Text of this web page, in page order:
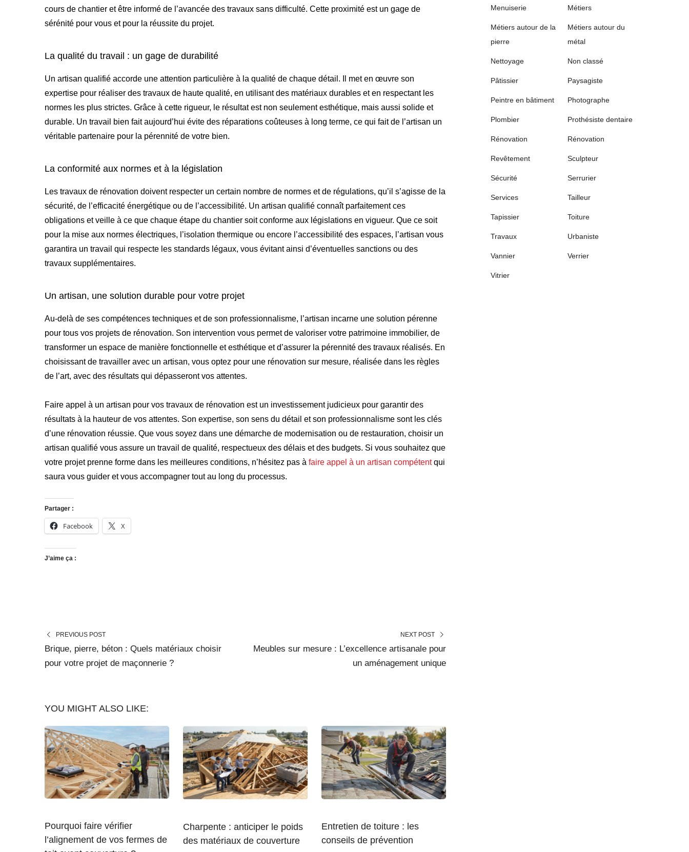
cours de chantier et être informé de l’avancée des travaux sans difficulté. Cette proximité est un gage de
sérénité pour vous et pour la réussite du projet.
La qualité du travail : un gage de durabilité
Un artisan qualifié accorde une attention particulière à la qualité de chaque détail. Il met en œuvre son
expertise pour réaliser des travaux de haute qualité, en utilisant des matériaux durables et en respectant les
normes les plus strictes. Grâce à cette rigueur, le résultat est non seulement esthétique, mais aussi solide et
durable. Un travail bien fait aujourd’hui évite des réparations coûteuses à long terme, ce qui fait de l’artisan un
véritable partenaire pour la pérennité de votre bien.
La conformité aux normes et à la législation
Les travaux de rénovation doivent respecter un certain nombre de normes et de régulations, qu’il s’agisse de la
sécurité, de l’efficacité énergétique ou de l’accessibilité. Un artisan qualifié connaît parfaitement ces
obligations et veille à ce que chaque étape du chantier soit conforme aux législations en vigueur. Que ce soit
pour la mise aux normes électriques, l’isolation thermique ou encore l’accessibilité des espaces, l’artisan vous
garantira un travail qui respecte les standards légaux, vous évitant ainsi d’éventuelles sanctions ou des
travaux supplémentaires.
Un artisan, une solution durable pour votre projet
Au-delà de ses compétences techniques et de son professionnalisme, l’artisan incarne une solution pérenne
pour tous vos projets de rénovation. Son intervention vous permet de valoriser votre patrimoine immobilier, de
transformer un espace de manière fonctionnelle et esthétique et d’assurer la pérennité des travaux réalisés. En
choisissant de travailler avec un artisan, vous optez pour une rénovation sur mesure, réalisée dans les règles
de l’art, avec des résultats qui dépasseront vos attentes.
Faire appel à un artisan pour vos travaux de rénovation est un investissement judicieux pour garantir des
résultats à la hauteur de vos attentes. Son expertise, son sens du détail et son professionnalisme sont les clés
d’une rénovation réussie. Que vous soyez dans une démarche de modernisation ou de restauration, choisir un
artisan qualifié vous assure un travail de qualité, respectueux des délais et des budgets. Si vous souhaitez que
votre projet prenne forme dans les meilleures conditions, n’hésitez pas à faire appel à un artisan compétentqui
saura vous guider et vous accompagner tout au long du processus.
Partager :
Facebook X
J’aime ça :
PREVIOUS POST
Brique, pierre, béton : Quels matériaux choisir
pour votre projet de maçonnerie ?
NEXT POST
Meubles sur mesure : L’excellence artisanale pour
un aménagement unique
YOU MIGHT ALSO LIKE:
Pourquoi faire vérifier
l’alignement de vos fermes de
Charpente : anticiper le poids
des matériaux de couverture
Entretien de toiture : les
conseils de prévention
Menuiserie Métiers
Métiers autour de la
pierre
Métiers autour du
métal
Nettoyage Non classé
Pâtissier Paysagiste
Peintre en bâtiment Photographe
Plombier Prothésiste dentaire
Rénovation Rénovation
Revêtement Sculpteur
Sécurité Serrurier
Services Tailleur
Tapissier Toiture
Travaux Urbaniste
Vannier Verrier
Vitrier